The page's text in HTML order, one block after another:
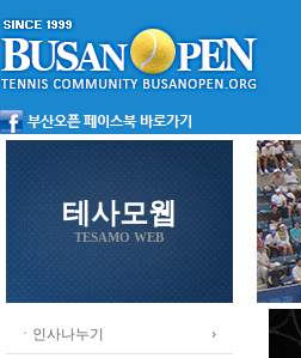
테사모웹
TESAMO WEB
ㆍ인사나누기